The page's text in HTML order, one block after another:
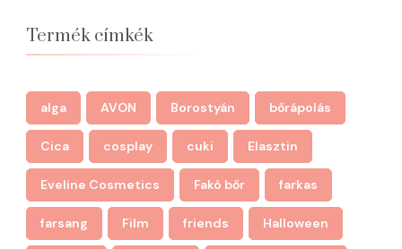
Termék címkék
alga AVON Borostyán bőrápolás
Cica cosplay cuki Elasztin
Eveline Cosmetics Fakó bőr farkas
farsang Film friends Halloween